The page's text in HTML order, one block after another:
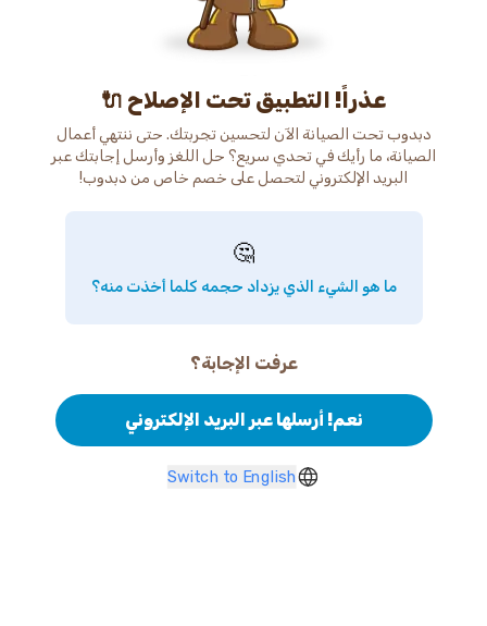
عذراً! التطبيق تحت الإصلاح 🔌
دبدوب تحت الصيانة الآن لتحسين تجربتك. حتى ننتهي أعمال
الصيانة، ما رأيك في تحدي سريع؟ حل اللغز وأرسل إجابتك عبر
البريد الإلكتروني لتحصل على خصم خاص من دبدوب!
🤔
ما هو الشيء الذي يزداد حجمه كلما أخذت منه؟
عرفت الإجابة؟
نعم! أرسلها عبر البريد الإلكتروني
Switch to English